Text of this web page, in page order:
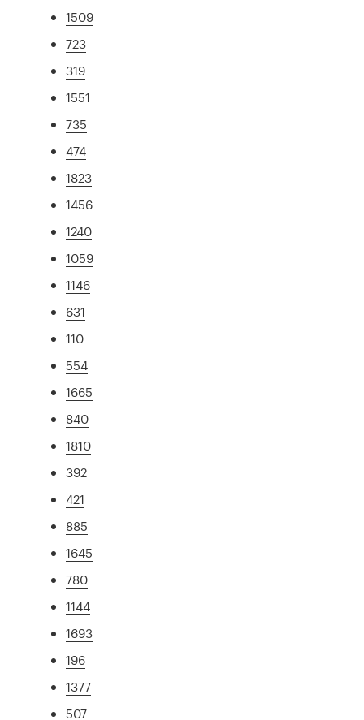
1509
723
319
1551
735
474
1823
1456
1240
1059
1146
631
110
554
1665
840
1810
392
421
885
1645
780
1144
1693
196
1377
507